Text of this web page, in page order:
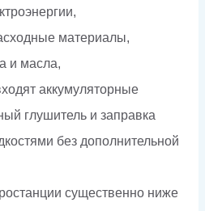
материалы,
и масла,
аккумуляторные
глушитель и заправка
без дополнительной
существенно ниже